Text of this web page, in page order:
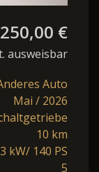
€
ausweisbar
Auto
Mai / 2026
10 km
kW/ 140 PS
5